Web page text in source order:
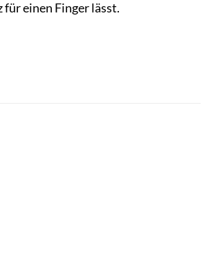
einen Finger lässt.